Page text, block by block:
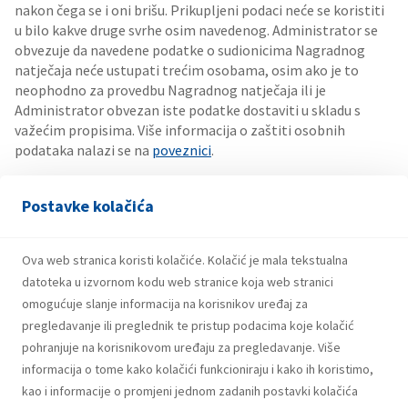
Postavke kolačića
Ova web stranica koristi kolačiće. Kolačić je mala tekstualna
datoteka u izvornom kodu web stranice koja web stranici
omogućuje slanje informacija na korisnikov uređaj za
pregledavanje ili preglednik te pristup podacima koje kolačić
pohranjuje na korisnikovom uređaju za pregledavanje. Više
informacija o tome kako kolačići funkcioniraju i kako ih koristimo,
kao i informacije o promjeni jednom zadanih postavki kolačića
nakon čega se i oni brišu. Prikupljeni podaci neće se koristiti
u bilo kakve druge svrhe osim navedenog. Administrator se
obvezuje da navedene podatke o sudionicima Nagradnog
natječaja neće ustupati trećim osobama, osim ako je to
neophodno za provedbu Nagradnog natječaja ili je
Administrator obvezan iste podatke dostaviti u skladu s
važećim propisima. Više informacija o zaštiti osobnih
podataka nalazi se na poveznici.
normalno odvijanje natječaja, kao ni za dostupnost internet
poslužitelja. Instagram nije ni na koji način povezan s ovim
natječajem.